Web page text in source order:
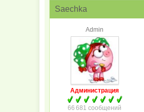
Saechka
Admin
Администрация
66 681 сообщений